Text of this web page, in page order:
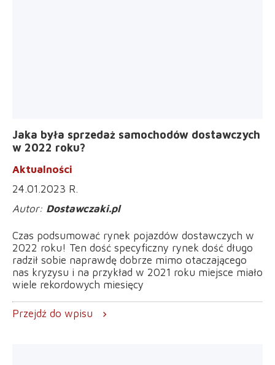
Jaka była sprzedaż samochodów dostawczych
w 2022 roku?
Aktualności
24.01.2023 R.
Dostawczaki.pl
Czas podsumować rynek pojazdów dostawczych w
2022 roku! Ten dość specyficzny rynek dość długo
radził sobie naprawdę dobrze mimo otaczającego
nas kryzysu i na przykład w 2021 roku miejsce miało
wiele rekordowych miesięcy
Przejdź do wpisu chevron_right